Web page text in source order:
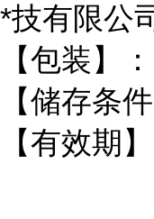
*技有限公
【包装】
【储存条
【有效期